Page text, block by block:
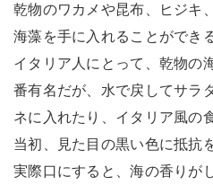
乾物のワカメや昆布、ヒジキ
海藻を手に入れることができる
イタリア人にとって、乾物の
番有名だが、水で戻してサラ
ネに入れたり、イタリア風の
当初、見た目の黒い色に抵抗
実際口にすると、海の香りが